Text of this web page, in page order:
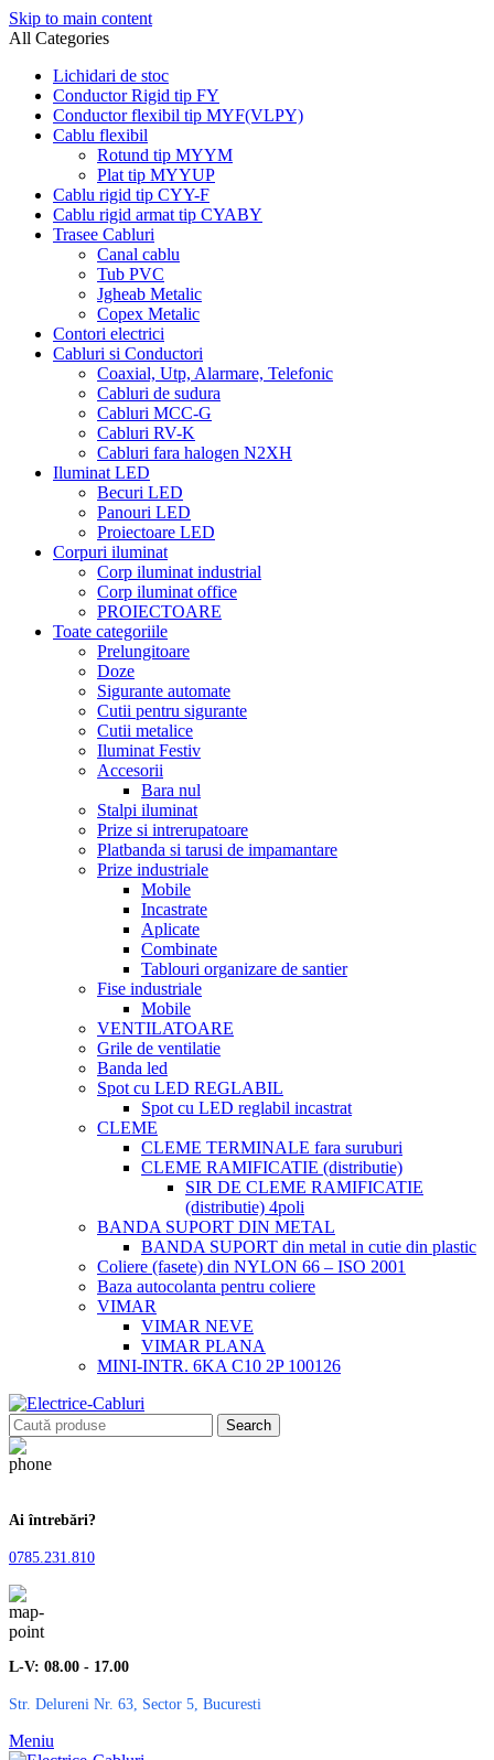
Skip to main content
All Categories
Lichidari de stoc
Conductor Rigid tip FY
Conductor flexibil tip MYF(VLPY)
Cablu flexibil
Rotund tip MYYM
Plat tip MYYUP
Cablu rigid tip CYY-F
Cablu rigid armat tip CYABY
Trasee Cabluri
Canal cablu
Tub PVC
Jgheab Metalic
Copex Metalic
Contori electrici
Cabluri si Conductori
Coaxial, Utp, Alarmare, Telefonic
Cabluri de sudura
Cabluri MCC-G
Cabluri RV-K
Cabluri fara halogen N2XH
Iluminat LED
Becuri LED
Panouri LED
Proiectoare LED
Corpuri iluminat
Corp iluminat industrial
Corp iluminat office
PROIECTOARE
Toate categoriile
Prelungitoare
Doze
Sigurante automate
Cutii pentru sigurante
Cutii metalice
Iluminat Festiv
Accesorii
Bara nul
Stalpi iluminat
Prize si intrerupatoare
Platbanda si tarusi de impamantare
Prize industriale
Mobile
Incastrate
Aplicate
Combinate
Tablouri organizare de santier
Fise industriale
Mobile
VENTILATOARE
Grile de ventilatie
Banda led
Spot cu LED REGLABIL
Spot cu LED reglabil incastrat
CLEME
CLEME TERMINALE fara suruburi
CLEME RAMIFICATIE (distributie)
SIR DE CLEME RAMIFICATIE
(distributie) 4poli
BANDA SUPORT DIN METAL
BANDA SUPORT din metal in cutie din plastic
Coliere (fasete) din NYLON 66 – ISO 2001
Baza autocolanta pentru coliere
VIMAR
VIMAR NEVE
VIMAR PLANA
MINI-INTR. 6KA C10 2P 100126
Search
Ai întrebări?
0785.231.810
L-V: 08.00 - 17.00
Str. Delureni Nr. 63, Sector 5, Bucuresti
Meniu